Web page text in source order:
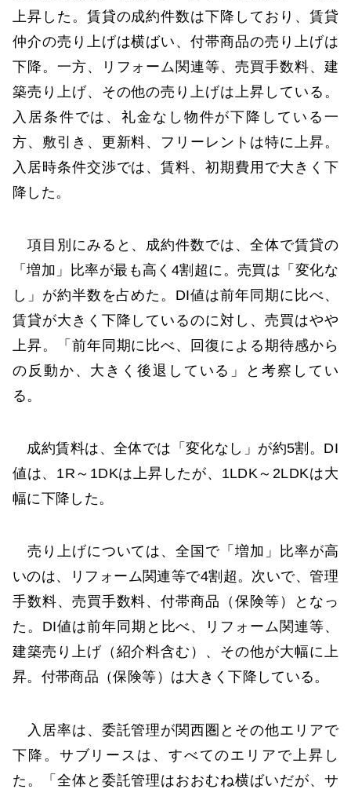
上昇した。賃貸の成約件数は下降しており、賃貸
仲介の売り上げは横ばい、付帯商品の売り上げは
下降。一方、リフォーム関連等、売買手数料、建
築売り上げ、その他の売り上げは上昇している。
入居条件では、礼金なし物件が下降している一
方、敷引き、更新料、フリーレントは特に上昇。
入居時条件交渉では、賃料、初期費用で大きく下
降した。
項目別にみると、成約件数では、全体で賃貸の
「増加」比率が最も高く4割超に。売買は「変化な
し」が約半数を占めた。DI値は前年同期に比べ、
賃貸が大きく下降しているのに対し、売買はやや
上昇。「前年同期に比べ、回復による期待感から
の反動か、大きく後退している」と考察してい
る。
成約賃料は、全体では「変化なし」が約5割。DI
値は、1R～1DKは上昇したが、1LDK～2LDKは大
幅に下降した。
売り上げについては、全国で「増加」比率が高
いのは、リフォーム関連等で4割超。次いで、管理
手数料、売買手数料、付帯商品（保険等）となっ
た。DI値は前年同期と比べ、リフォーム関連等、
建築売り上げ（紹介料含む）、その他が大幅に上
昇。付帯商品（保険等）は大きく下降している。
入居率は、委託管理が関西圏とその他エリアで
下降。サブリースは、すべてのエリアで上昇し
た。「全体と委託管理はおおむね横ばいだが、サ